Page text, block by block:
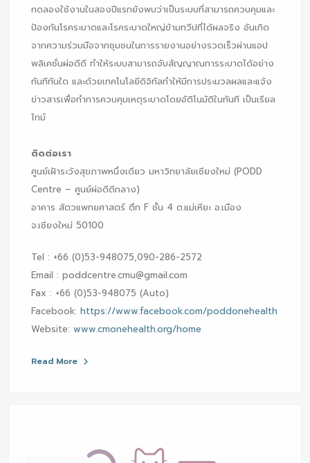
ทดลองใช้งานในสองปีแรกยังพบว่าเป็นระบบที่สามารถควบคุมและ
ป้องกันโรคระบาดและโรคระบาดใหญ่ข้ามทวีปที่ได้ผลจริง อันเกิด
จากความร่วมมือจากชุมชนในการรายงานอย่างรวดเร็วผ่านแอป
พลิเคชั่นผ่อดีดี ทำให้ระบบสามารถจับสัญญาณการระบาดได้อย่าง
ทันทีทันใด และด้วยเทคโนโลยีดิจิทัลทำให้มีการประมวลผลและแจ้ง
ข่าวสารเพื่อทำการควบคุมเหตุระบาดโดยอัติโนมัติในทันที เป็นเรียล
ไทม์
ติดต่อเรา
ศูนย์เฝ้าระวังสุขภาพหนึ่งเดียว มหาวิทยาลัยเชียงใหม่ (PODD
Centre – ศูนย์ผ่อดีดีกลาง)
อาคาร สัตวแพทยศาสตร์ ตึก F ชั้น 4 ต.แม่เหียะ อ.เมือง
จ.เชียงใหม่ 50100
Tel : +66 (0)53-948075,090-286-2572
Email : poddcentre.cmu@gmail.com
Fax : +66 (0)53-948075 (Auto)
Facebook: https://www.facebook.com/poddonehealth
Website: www.cmonehealth.org/home
Read More